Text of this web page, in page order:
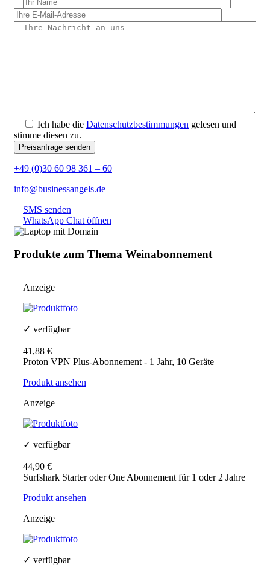
Ich habe die Datenschutzbestimmungen gelesen und
stimme diesen zu.
+49 (0)30 60 98 361 – 60
info@businessangels.de
SMS senden
WhatsApp Chat öffnen
Produkte zum Thema Weinabonnement
Anzeige
✓ verfügbar
41,88 €
Proton VPN Plus-Abonnement - 1 Jahr, 10 Geräte
Produkt ansehen
Anzeige
✓ verfügbar
44,90 €
Surfshark Starter oder One Abonnement für 1 oder 2 Jahre
Produkt ansehen
Anzeige
✓ verfügbar